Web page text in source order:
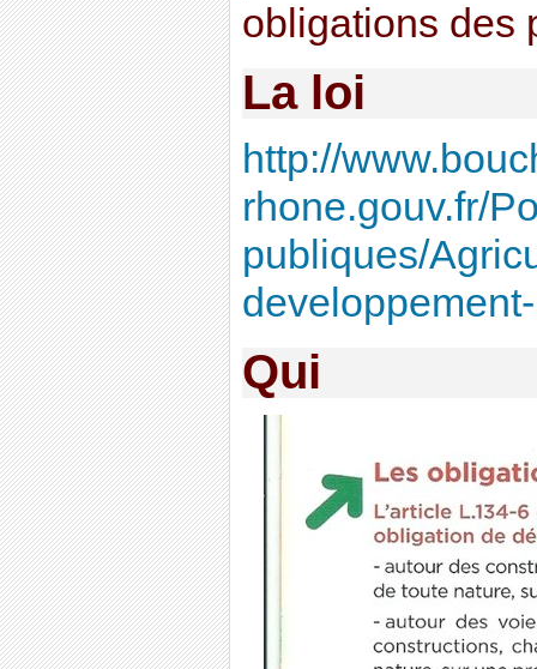
obligations des
La loi
http://
rhone.gouv.fr/
publiques/
Qui